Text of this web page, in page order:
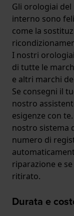
Gli orologiai
interno sono
come la
I nostri
di tutte le
e altri marchi
Se consegni il
nostro
esigenze con
nostro sistema
numero di
riparazione e
ritirato.
Durata e